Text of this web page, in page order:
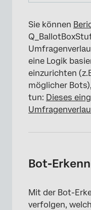
Sie können
eine Logik
einzurichten
möglicher
tun: Dieses
Bot-
Mit der Bot-
verfolgen,